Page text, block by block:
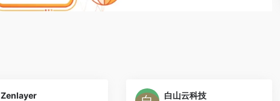
Zenlayer 白山云科技